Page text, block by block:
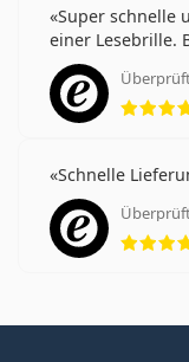
Super schnelle
einer Lesebrille.
Schnelle